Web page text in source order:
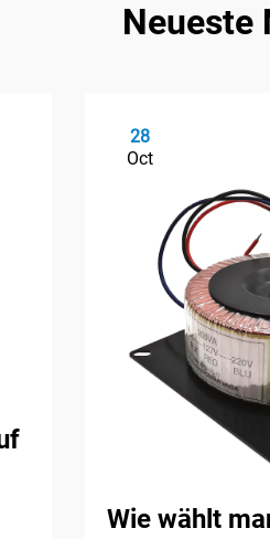
Neueste
28
Oct
Wie wählt